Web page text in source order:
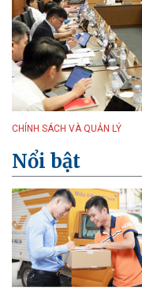
CHÍNH SÁCH VÀ QUẢN LÝ
Nổi bật